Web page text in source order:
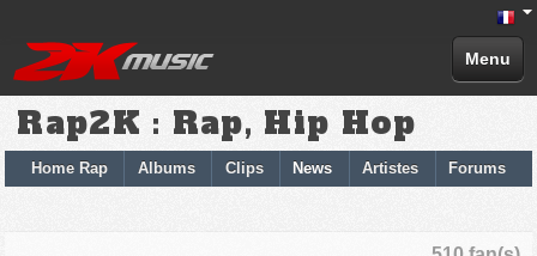
Menu
Rap2K : Rap, Hip Hop
Home Rap Albums Clips News Artistes Forums